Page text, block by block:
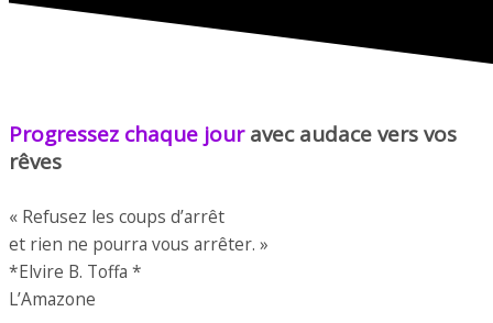
Progressez chaque jour avec audace vers vos
rêves
« Refusez les coups d’arrêt
et rien ne pourra vous arrêter. »
*Elvire B. Toffa *
L’Amazone